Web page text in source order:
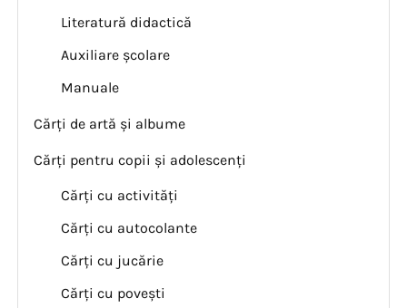
Literatură didactică
Auxiliare școlare
Manuale
Cărți de artă și albume
Cărți pentru copii și adolescenți
Cărți cu activități
Cărți cu autocolante
Cărți cu jucărie
Cărți cu povești